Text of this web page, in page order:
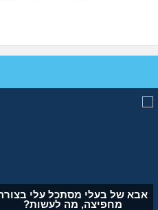
להתגרש בשביל אהבה? או
שזה רק ריגוש?